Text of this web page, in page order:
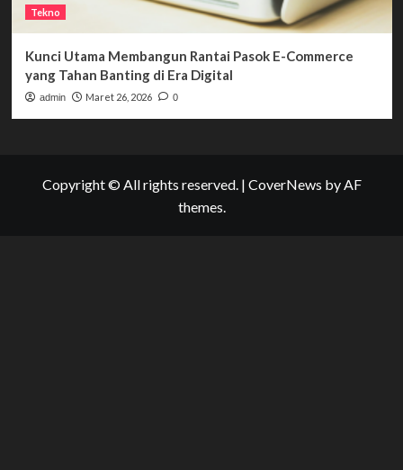
Tekno
Kunci Utama Membangun Rantai Pasok E-Commerce
yang Tahan Banting di Era Digital
admin Maret 26, 2026 0
Copyright © All rights reserved. | CoverNews by AF
themes.